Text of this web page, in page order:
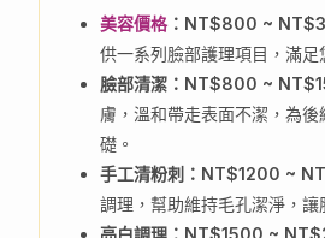
美容價格：NT$800 ~
供一系列臉部護理項目，滿足
臉部清潔：NT$800 ~
膚，溫和帶走表面不潔，為
礎。
手工清粉刺：NT$1200 ~
調理，幫助維持毛孔潔淨，讓
亮白調理：NT$1500 ~